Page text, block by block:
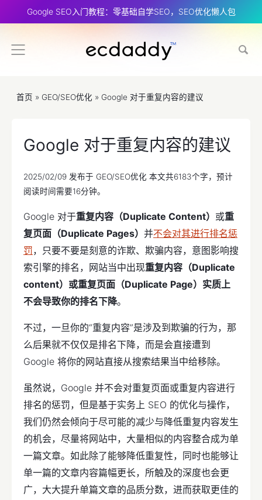
Google SEO入门教程：零基础自学SEO，SEO优化懒人包
首页 » GEO/SEO优化 » Google 对于重复内容的建议
Google 对于重复内容的建议
2025/02/09 发布于 GEO/SEO优化 本文共6183个字，预计
阅读时间需要16分钟。
Google 对于重复内容（Duplicate Content） 或重
复页面（Duplicate Pages） 并不会对其进行排名惩
罚，只要不要是刻意的诈欺、欺骗内容，意图影响搜
索引擎的排名，网站当中出现重复内容（Duplicate
content）或重复页面（Duplicate Page）实质上
不会导致你的排名下降。
不过，一旦你的“重复内容”是涉及到欺骗的行为，那
么后果就不仅仅是排名下降，而是会直接遭到
Google 将你的网站直接从搜索结果当中给移除。
虽然说，Google 并不会对重复页面或重复内容进行
排名的惩罚，但是基于实务上 SEO 的优化与操作，
我们仍然会倾向于尽可能的减少与降低重复内容发生
的机会，尽量将网站中，大量相似的内容整合成为单
一篇文章。如此除了能够降低重复性，同时也能够让
单一篇的文章内容篇幅更长，所触及的深度也会更
广，大大提升单篇文章的品质分数，进而获取更佳的